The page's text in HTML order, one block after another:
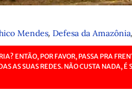
Mendes, Defesa da Amazônia,
ENTÃO, POR FAVOR, PASSA PRA
AS SUAS REDES. NÃO CUSTA NADA, É